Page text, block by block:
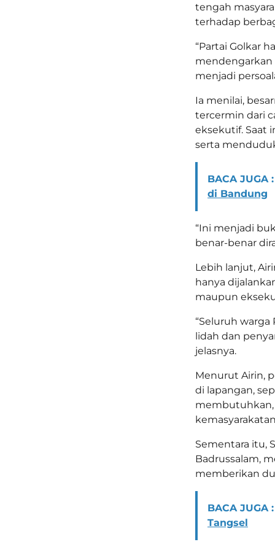
tengah
terhadap
“Partai Golkar
mendengarkan
menjadi
Ia menilai,
tercermin dari
eksekutif. Saat
serta
BACA JUGA :
di Bandung
“Ini menjadi
benar-benar
Lebih lanjut,
hanya
maupun
“Seluruh
lidah dan
jelasnya.
Menurut Airin,
di lapangan,
membutuhkan,
Sementara itu,
Badrussalam,
memberikan
BACA JUGA :
Tangsel